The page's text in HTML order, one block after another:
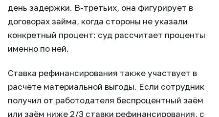
день задержки. В-третьих, она фигурирует в
договорах займа, когда стороны не указали
конкретный процент: суд рассчитает проценты
именно по ней.
Ставка рефинансирования также участвует в
расчёте материальной выгоды. Если сотрудник
получил от работодателя беспроцентный заём
или заём ниже 2/3 ставки рефинансирования, с